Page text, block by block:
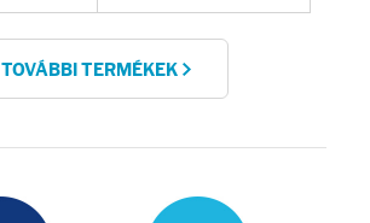
TOVÁBBI TERMÉKEK